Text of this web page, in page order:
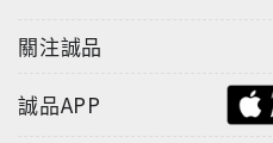
蔡漢忠
舊書的故事：收書與二手書
花蓮 政大 8/29(六)
關注誠品
誠品APP